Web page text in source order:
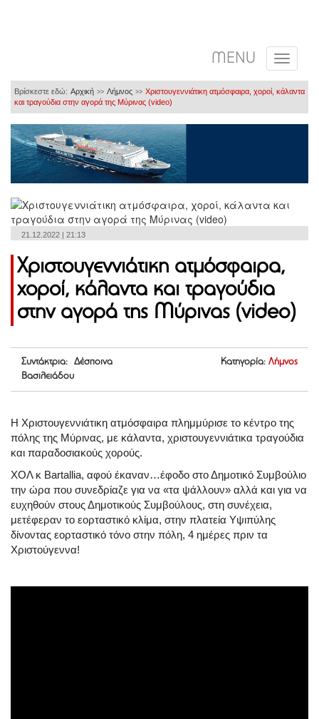
MENU
Βρίσκεστε εδώ: Αρχική >> Λήμνος >> Χριστουγεννιάτικη ατμόσφαιρα, χοροί, κάλαντα
και τραγούδια στην αγορά της Μύρινας (video)
21.12.2022 | 21:13
Χριστουγεννιάτικη ατμόσφαιρα,
χοροί, κάλαντα και τραγούδια
στην αγορά της Μύρινας (video)
Συντάκτρια: Δέσποινα
Βασιλειάδου
Κατηγορία: Λήμνος
Η Χριστουγεννιάτικη ατμόσφαιρα πλημμύρισε το κέντρο της
πόλης της Μύρινας, με κάλαντα, χριστουγεννιάτικα τραγούδια
και παραδοσιακούς χορούς.
ΧΟΛ κ Bartallia, αφού έκαναν…έφοδο στο Δημοτικό Συμβούλιο
την ώρα που συνεδρίαζε για να «τα ψάλλουν» αλλά και για να
ευχηθούν στους Δημοτικούς Συμβούλους, στη συνέχεια,
μετέφεραν το εορταστικό κλίμα, στην πλατεία Υψιπύλης
δίνοντας εορταστικό τόνο στην πόλη, 4 ημέρες πριν τα
Χριστούγεννα!